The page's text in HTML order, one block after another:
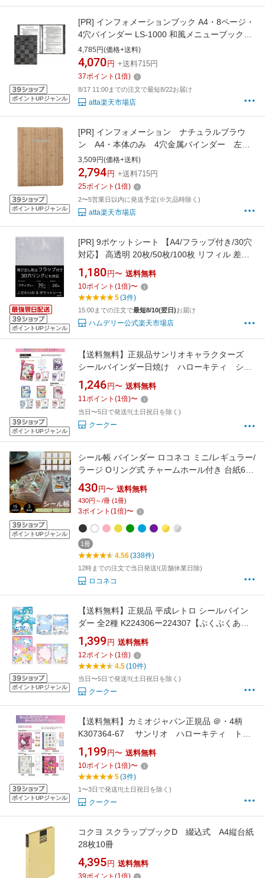
ポイントUPジャンル
[PR] インフォメーションブック A4・8ページ・
4穴バインダー LS-1000 和風メニューブック
シンビ(SHIMBI) ホテル旅館客室案内用品
4,785円(価格+送料)
4,070 円 +送料715円
37ポイント (1倍)
8/17 11:00までの注文で最短8/22お届け
atta楽天市場店
ポイントUPジャンル
[PR] インフォメーション ナチュラルブラウ
ン A4・本体のみ 4穴金属バインダー 左サ
イドポケット Information印字 CIF-121N バイン
ダーインフォメーション(イグサ柄)
3,509円(価格+送料)
2,794 円 +送料715円
25ポイント (1倍)
2〜5営業日以内に発送予定(※欠品時除く)
atta楽天市場店
ポイントUPジャンル
[PR] 9ポケットシート 【A4/フラップ付き/30穴
対応】 高透明 20枚/50枚/100枚 リフィル 差し
替え式 トレカ カードゲーム 韓流 アイドル カー
ド 収納 保護 トレーディングカード ポケット フ
ァイル リーフ シート 差し替え式 2穴 3穴 4穴
11穴 9ポケット ハムデリー HMDERY
1,180 円〜 送料無料
10ポイント (1倍)〜
5(3件)
15:00までの注文で最短8/10(翌日)お届け
ハムデリー公式楽天市場店
ポイントUPジャンル
【送料無料】正規品サンリオキャラクターズ
シールバインダー日焼け ハローキティ シー
ル帳 ファイル K307692-95ハローキティ日焼
けキティK606
1,246 円〜 送料無料
11ポイント (1倍)〜
当日〜5日で発送!!(土日祝日を除く)
クークー
ポイントUPジャンル
シール帳 バインダー ロコネコ ミニ/レギュラー/
ラージ Oリング式 チャームホール付き 台紙6枚
付き リフィル差し替え可能 透明カバー 全15色
430 円〜 送料無料
430円～/冊 (1冊)
3ポイント (1倍)〜
1冊
4.56(338件)
12時までの注文で当日発送!(店舗休業日除)
ロコネコ
ポイントUPジャンル
【送料無料】正規品 平成レトロ シールバイン
ダー 全2種 K224306ー224307【ぷくぷくあわ
わちゃん / Happy March】 K501シール帳
1,399 円 送料無料
12ポイント (1倍)
4.5(10件)
当日〜5日で発送!!(土日祝日を除く)
クークー
ポイントUPジャンル
【送料無料】カミオジャパン正規品 ＠・4柄
K307364-67 サンリオ ハローキティ トム
とジェリーパワーパフガールズ シールバイン
ダー[シール帳] K512
1,199 円〜 送料無料
10ポイント (1倍)〜
5(3件)
1〜3日で発送!!(土日祝日を除く)
クークー
コクヨ スクラップブックD 綴込式 A4縦台紙
28枚10冊
4,395 円 送料無料